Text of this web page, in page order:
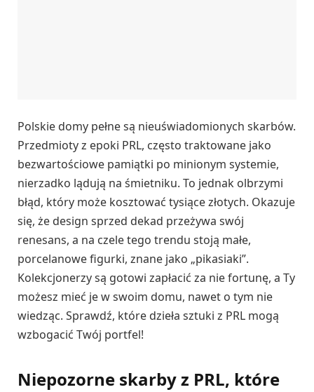
Polskie domy pełne są nieuświadomionych skarbów.
Przedmioty z epoki PRL, często traktowane jako
bezwartościowe pamiątki po minionym systemie,
nierzadko lądują na śmietniku. To jednak olbrzymi
błąd, który może kosztować tysiące złotych. Okazuje
się, że design sprzed dekad przeżywa swój
renesans, a na czele tego trendu stoją małe,
porcelanowe figurki, znane jako „pikasiaki”.
Kolekcjonerzy są gotowi zapłacić za nie fortunę, a Ty
możesz mieć je w swoim domu, nawet o tym nie
wiedząc. Sprawdź, które dzieła sztuki z PRL mogą
wzbogacić Twój portfel!
Niepozorne skarby z PRL, które